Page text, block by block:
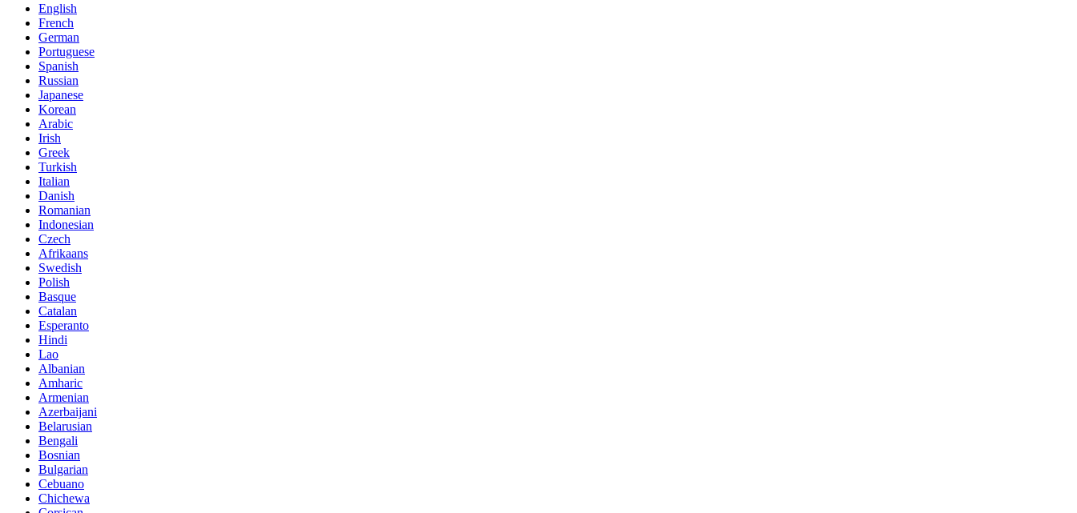
English
French
German
Portuguese
Spanish
Russian
Japanese
Korean
Arabic
Irish
Greek
Turkish
Italian
Danish
Romanian
Indonesian
Czech
Afrikaans
Swedish
Polish
Basque
Catalan
Esperanto
Hindi
Lao
Albanian
Amharic
Armenian
Azerbaijani
Belarusian
Bengali
Bosnian
Bulgarian
Cebuano
Chichewa